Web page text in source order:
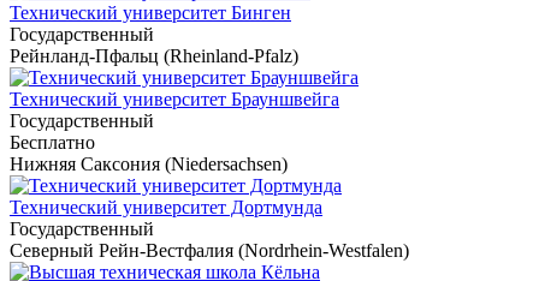
Технический университет Бинген
Государственный
Рейнланд-Пфальц (Rheinland-Pfalz)
Технический университет Брауншвейга
Государственный
Бесплатно
Нижняя Саксония (Niedersachsen)
Технический университет Дортмунда
Государственный
Северный Рейн-Вестфалия (Nordrhein-Westfalen)